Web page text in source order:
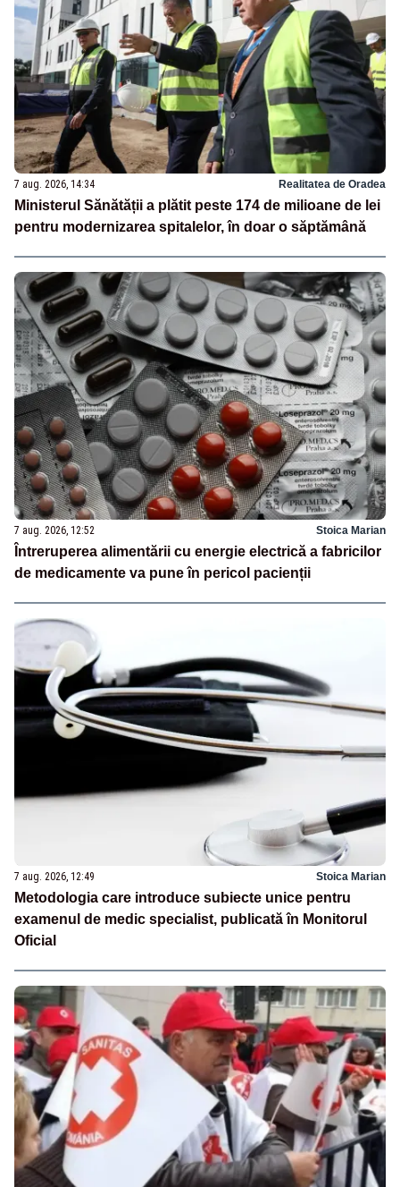
7 aug. 2026, 14:34 Realitatea de Oradea
Ministerul Sănătății a plătit peste 174 de milioane de lei
pentru modernizarea spitalelor, în doar o săptămână
7 aug. 2026, 12:52 Stoica Marian
Întreruperea alimentării cu energie electrică a fabricilor
de medicamente va pune în pericol pacienții
7 aug. 2026, 12:49 Stoica Marian
Metodologia care introduce subiecte unice pentru
examenul de medic specialist, publicată în Monitorul
Oficial